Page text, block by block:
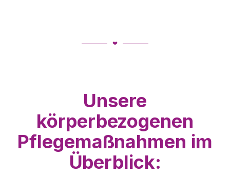
❤
Unsere
körperbezogenen
Pflegemaßnahmen im
Überblick: